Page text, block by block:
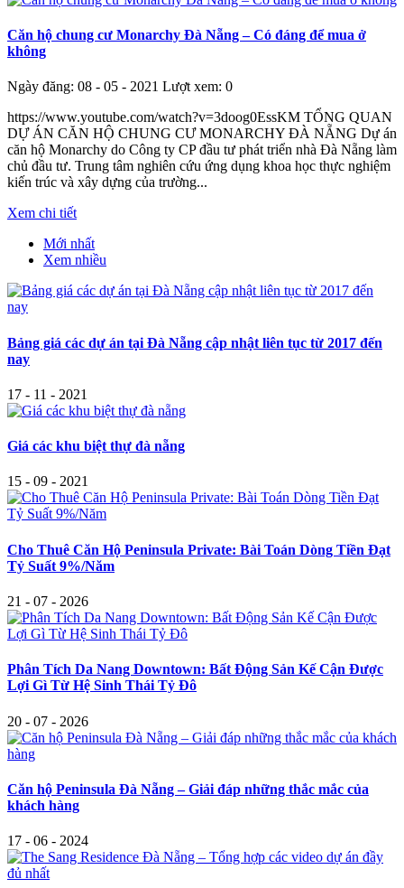
Căn hộ chung cư Monarchy Đà Nẵng – Có đáng để mua ở
không
Ngày đăng: 08 - 05 - 2021 Lượt xem: 0
https://www.youtube.com/watch?v=3doog0EssKM TỔNG QUAN
DỰ ÁN CĂN HỘ CHUNG CƯ MONARCHY ĐÀ NẴNG Dự án
căn hộ Monarchy do Công ty CP đầu tư phát triển nhà Đà Nẵng làm
chủ đầu tư. Trung tâm nghiên cứu ứng dụng khoa học thực nghiệm
kiến trúc và xây dựng của trường...
Xem chi tiết
Mới nhất
Xem nhiều
Bảng giá các dự án tại Đà Nẵng cập nhật liên tục từ 2017 đến
nay
17 - 11 - 2021
Giá các khu biệt thự đà nẵng
15 - 09 - 2021
Cho Thuê Căn Hộ Peninsula Private: Bài Toán Dòng Tiền Đạt
Tỷ Suất 9%/Năm
21 - 07 - 2026
Phân Tích Da Nang Downtown: Bất Động Sản Kế Cận Được
Lợi Gì Từ Hệ Sinh Thái Tỷ Đô
20 - 07 - 2026
Căn hộ Peninsula Đà Nẵng – Giải đáp những thắc mắc của
khách hàng
17 - 06 - 2024